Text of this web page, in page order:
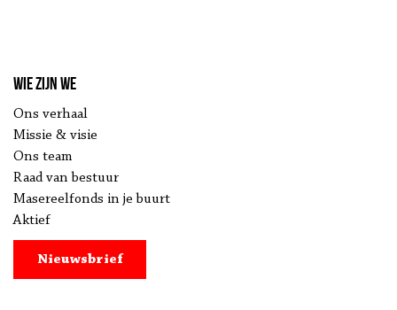
Wie zijn we
Ons verhaal
Missie & visie
Ons team
Raad van bestuur
Masereelfonds in je buurt
Aktief
Nieuwsbrief